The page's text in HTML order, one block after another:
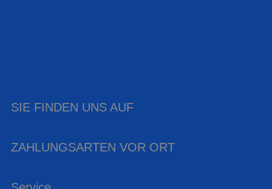
SIE FINDEN UNS AUF
ZAHLUNGSARTEN VOR ORT